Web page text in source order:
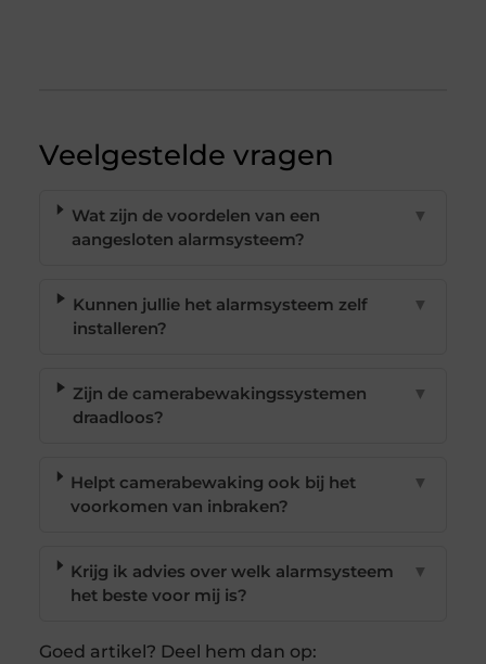
Veelgestelde vragen
Wat zijn de voordelen van een
aangesloten alarmsysteem?
▼
Kunnen jullie het alarmsysteem zelf
installeren?
▼
Zijn de camerabewakingssystemen
draadloos?
▼
Helpt camerabewaking ook bij het
voorkomen van inbraken?
▼
Krijg ik advies over welk alarmsysteem
het beste voor mij is?
▼
Goed artikel? Deel hem dan op: